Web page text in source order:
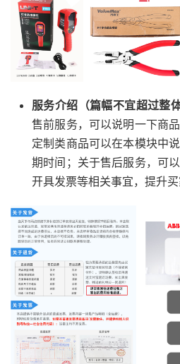
服务介绍（篇幅不宜超过整
售前服务，可以说明一下商
定制类商品可以在本模块中
期时间；关于售后服务，可
开具发票等相关事宜，提升买